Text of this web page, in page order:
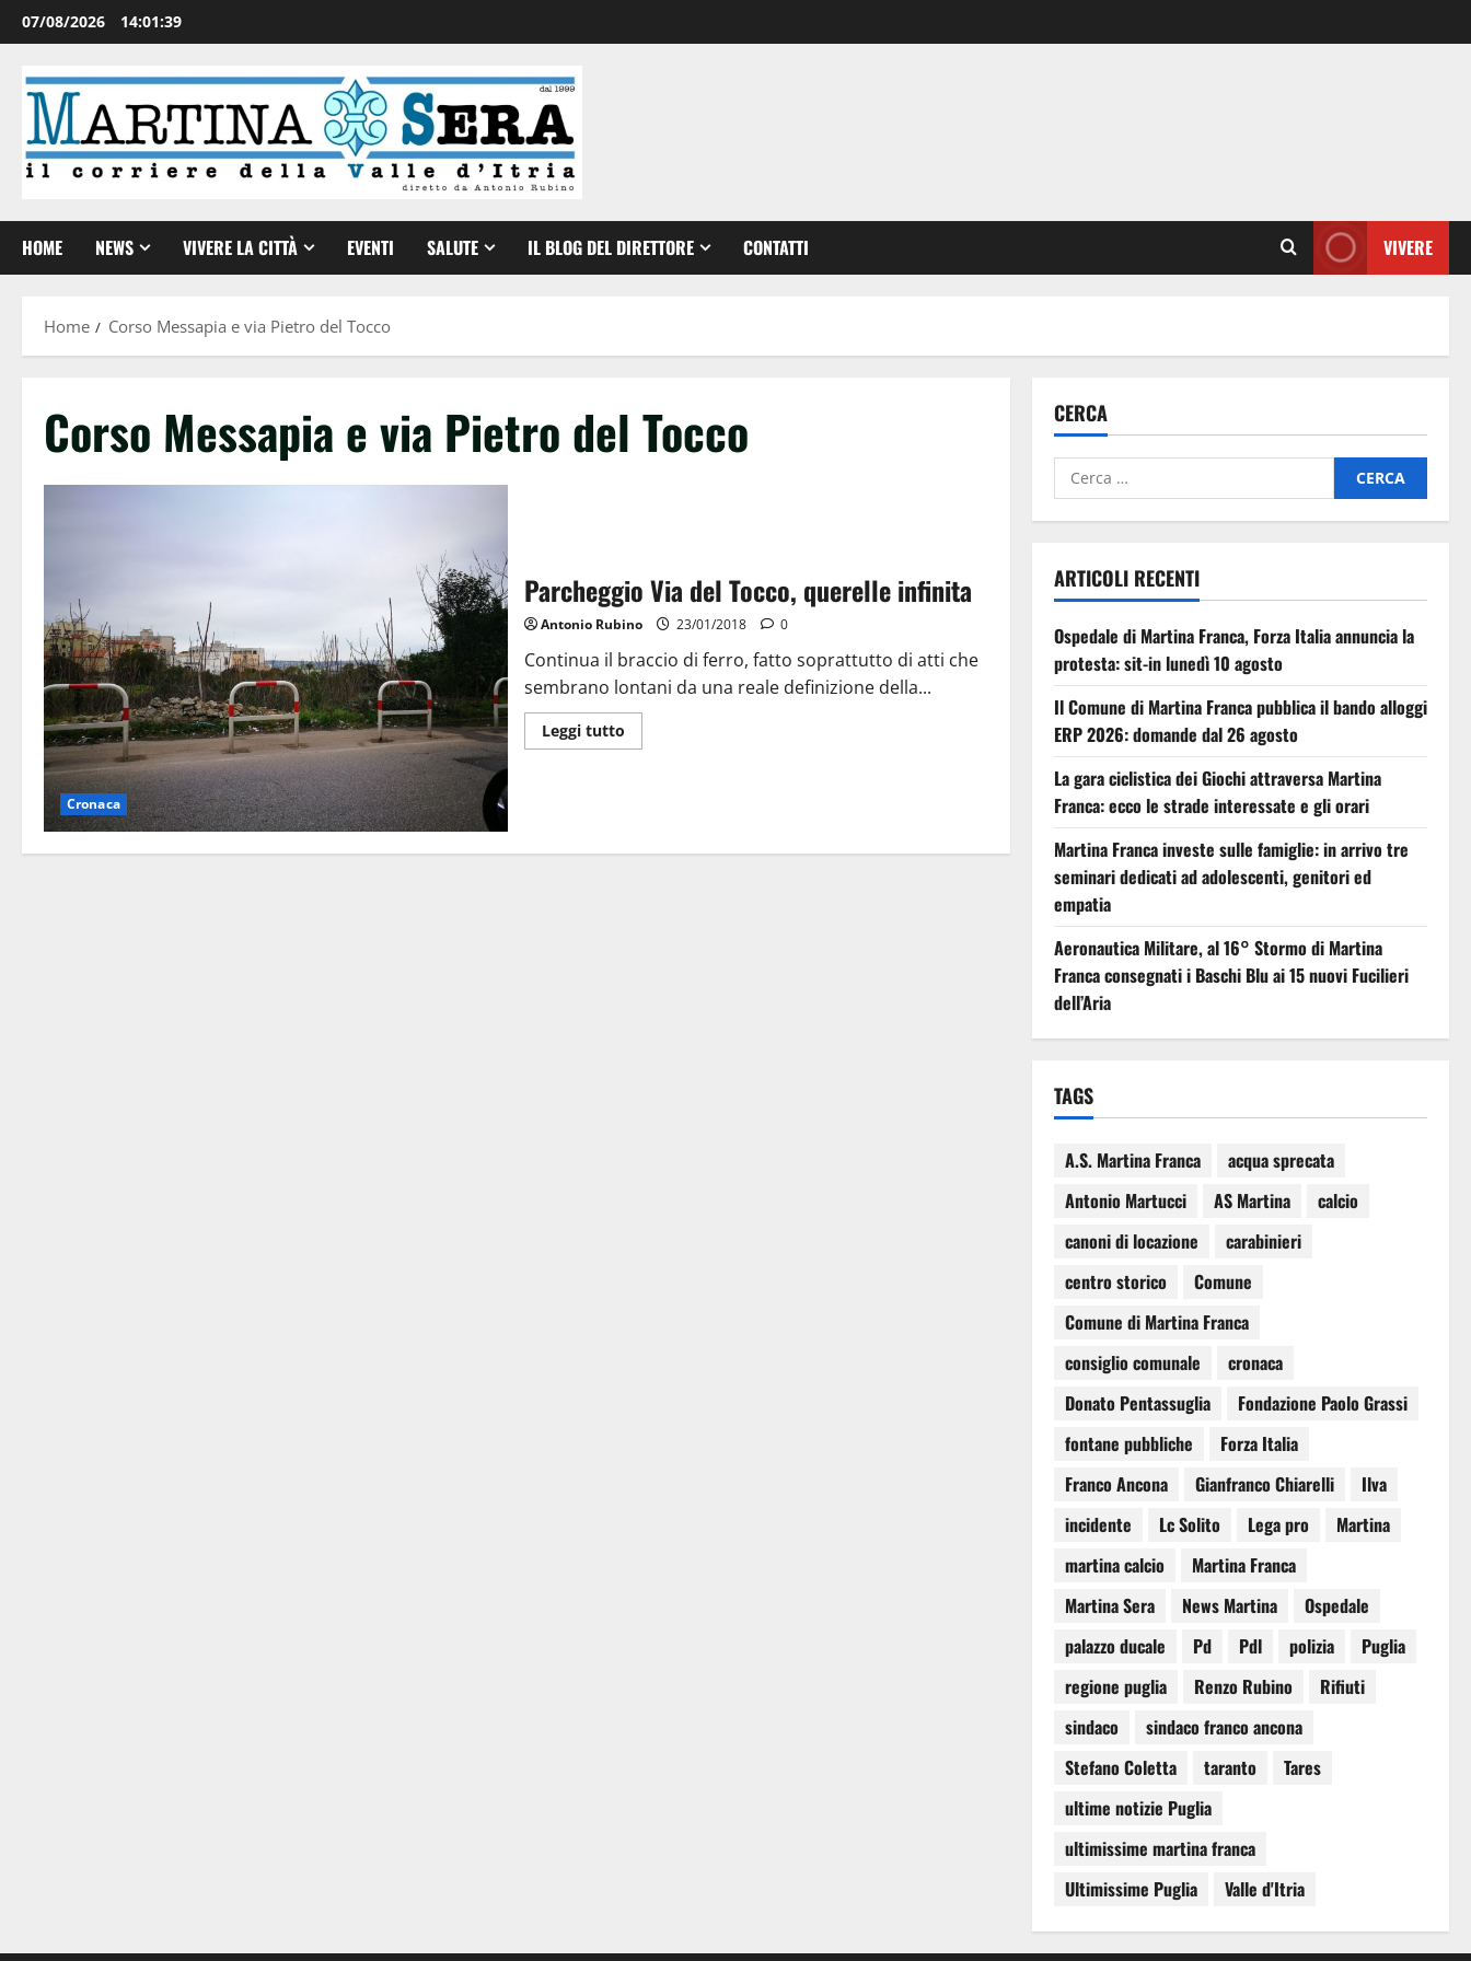
07/08/2026 14:01:39
HOME NEWS VIVERE LA CITTÀ EVENTI SALUTE IL BLOG DEL DIRETTORE CONTATTI VIVERE
Home Corso Messapia e via Pietro del Tocco
Corso Messapia e via Pietro del Tocco
Cronaca
Parcheggio Via del Tocco, querelle infinita
Antonio Rubino 23/01/2018 0
Continua il braccio di ferro, fatto soprattutto di atti che
sembrano lontani da una reale definizione della...
Leggi tutto
CERCA
ARTICOLI RECENTI
Ospedale di Martina Franca, Forza Italia annuncia la
protesta: sit-in lunedì 10 agosto
Il Comune di Martina Franca pubblica il bando alloggi
ERP 2026: domande dal 26 agosto
La gara ciclistica dei Giochi attraversa Martina
Franca: ecco le strade interessate e gli orari
Martina Franca investe sulle famiglie: in arrivo tre
seminari dedicati ad adolescenti, genitori ed
empatia
Aeronautica Militare, al 16° Stormo di Martina
Franca consegnati i Baschi Blu ai 15 nuovi Fucilieri
dell’Aria
TAGS
A.S. Martina Franca
acqua sprecata
Antonio Martucci
AS Martina
calcio
canoni di locazione
carabinieri
centro storico
Comune
Comune di Martina Franca
consiglio comunale
cronaca
Donato Pentassuglia
Fondazione Paolo Grassi
fontane pubbliche
Forza Italia
Franco Ancona
Gianfranco Chiarelli
Ilva
incidente
Lc Solito Lega pro
Martina
martina calcio
Martina Franca
Martina Sera
News Martina
Ospedale
palazzo ducale
Pd Pdl polizia
Puglia
regione puglia
Renzo Rubino
Rifiuti
sindaco
sindaco franco ancona
Stefano Coletta
taranto
Tares
ultime notizie Puglia
ultimissime martina franca
Ultimissime Puglia
Valle d'Itria